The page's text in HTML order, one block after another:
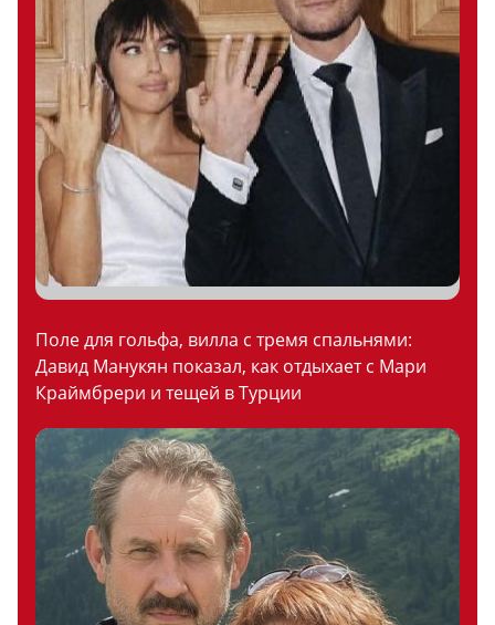
Поле для гольфа, вилла с тремя спальнями:
Давид Манукян показал, как отдыхает с Мари
Краймбрери и тещей в Турции